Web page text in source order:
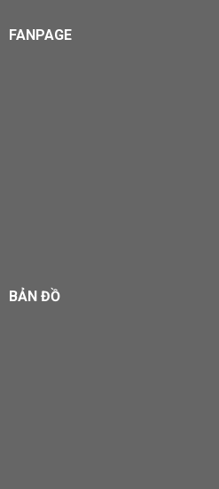
FANPAGE
BẢN ĐỒ